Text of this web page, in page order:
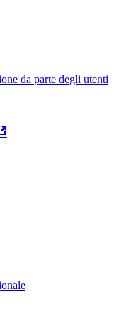
da parte degli utenti